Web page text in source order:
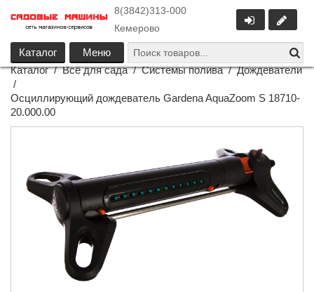
8(3842)313-000
Кемерово
Каталог
Меню
Каталог / Всё для сада / Системы полива / Дождеватели
/
Осциллирующий дождеватель Gardena AquaZoom S 18710-
20.000.00